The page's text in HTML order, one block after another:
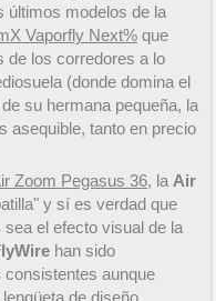
últimos modelos de la
Vaporfly Next% que
de los corredores a lo
(donde domina el
su hermana pequeña, la
asequible, tanto en precio
Zoom Pegasus 36, la Air
y sí es verdad que
el efecto visual de la
han sido
aunque
de diseño